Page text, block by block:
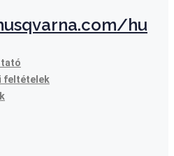
hu
feltételek